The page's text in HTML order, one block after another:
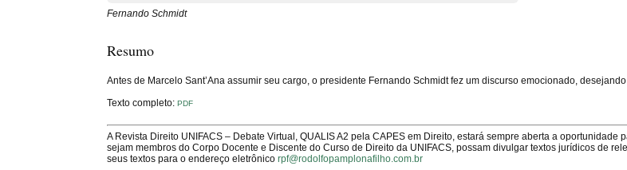
Fernando Schmidt
Resumo
Antes de Marcelo Sant’Ana assumir seu cargo, o presidente Fernando Schmidt fez um discurso emocionado,
Texto completo:PDF
A Revista Direito UNIFACS – Debate Virtual, QUALIS A2 pela CAPES em Direito, estará sempre aberta a oportunidade
sejam membros do Corpo Docente e Discente do Curso de Direito da UNIFACS, possam divulgar textos jurídicos de
seus textos para o endereço eletrônicorpf@rodolfopamplonafilho.com.br